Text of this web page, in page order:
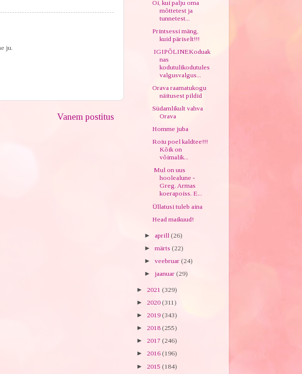
ju.
Vanem postitus
Oi, kui palju oma
mõttetest ja
tunnetest...
Printsessi mäng,
kuid päriselt!!!
IGIPÕLINEKoduak
nas
kodutulikodutules
valgusvalgus...
Orava raamatukogu
näitusest pildid
Südamlikult vahva
Orava
Homme juba
Roiu poel kaldtee!!!
Kõik on
võimalik...
Mul on uus
hoolealune -
Greg. Armas
koerapoiss. E...
Üllatusi tuleb aina
Head maikuud!
► aprill (26)
► märts (22)
► veebruar (24)
► jaanuar (29)
► 2021 (329)
► 2020 (311)
► 2019 (343)
► 2018 (255)
► 2017 (246)
► 2016 (196)
► 2015 (184)